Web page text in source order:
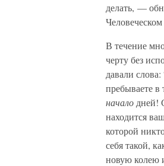
делать, —
Человеческом
В течение
черту без
давали слова:
пребываете
начало дней!
находится
которой
себя такой,
новую колею